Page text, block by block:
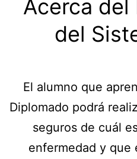
Acerca del
del
El alumno que
Diplomado podrá
seguros de cuál
enfermedad y que